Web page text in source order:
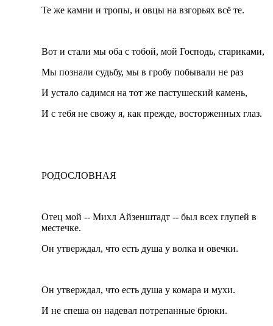
Те же камни и тропы, и овцы на взгорьях всё те.
Вот и стали мы оба с тобой, мой Господь, стариками,
Мы познали судьбу, мы в гробу побывали не раз
И устало садимся на тот же пастушеский камень,
И с тебя не свожу я, как прежде, восторженных глаз.
РОДОСЛОВНАЯ
Отец мой -- Михл Айзенштадт -- был всех глупей в
местечке.
Он утверждал, что есть душа у волка и овечки.
Он утверждал, что есть душа у комара и мухи.
И не спеша он надевал потрепанные брюки.